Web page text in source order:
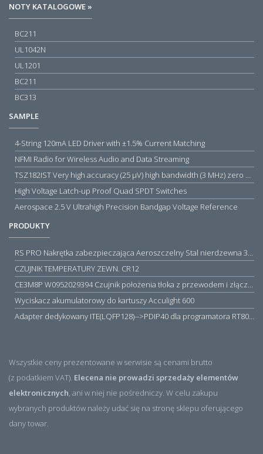
NOTY KATALOGOWE »
BC211
UL1042N
UL1201
BC211
BC313
SAMPLE
4-String 120mA LED Driver with ±1.5% Current Matching
NFMI Radio for Wireless Audio and Data Streaming
TSZ182IST Very high accuracy (25 µV) high bandwidth (3 MHz) zero drift 5 V operational amplifiers
High Voltage Latch-up Proof Quad SPDT Switches
Aerospace 2.5 V Ultrahigh Precision Bandgap Voltage Reference
PRODUKTY
RS PRO Nakrętka zabezpieczająca Aeroszczelny Stal nierdzewna 316 Zwykłe
CZUJNIK TEMPERATURY ZEWN. CR12
CE3M8P W0952029394 Czujnik położenia tłoka z przewodem i złączem M8, PNP NO, 10...30VDC, 100mA, METALWORK, METAL WORK jak MZT1-0
Wyciskacz akumulatorowy do kartuszy Acculight 600
Adapter dedykowany ITE(LQFP128)-->PDIP40 dla programatora RT809H/RT809F (simple)
Wszystkie ceny prezentowane w serwisie są cenami brutto
(z podatkiem VAT). Elecena nie prowadzi sprzedaży elementów
elektronicznych, ani w niej nie pośredniczy. W celu zakupu
wybranych produktów należy udać się na stronę sklepu oferującego
dany towar.